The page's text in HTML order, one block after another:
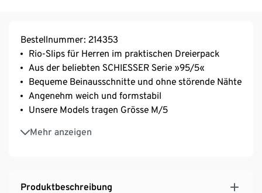
Bestellnummer: 214353
Rio-Slips für Herren im praktischen Dreierpack
Aus der beliebten SCHIESSER Serie »95/5«
Bequeme Beinausschnitte und ohne störende Nähte
Angenehm weich und formstabil
Unsere Models tragen Grösse M/5
Mehr anzeigen
In perfekt sitzender, elastischer Single-Jersey-
Produktbeschreibung